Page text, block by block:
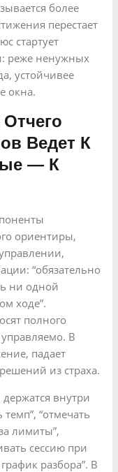
более
перестает
стартует
реже ненужных
устойчивее
окна.
Ведет К
— К
ориентиры,
“обязательно
ни одной
ходе”.
полного
В
падает
из страха.
внутри
“отмечать
лимиты”,
сессию при
разбора”. В